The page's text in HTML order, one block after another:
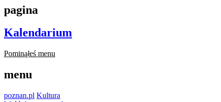
pagina
Kalendarium
Pominąłeś menu
menu
poznan.pl Kultura